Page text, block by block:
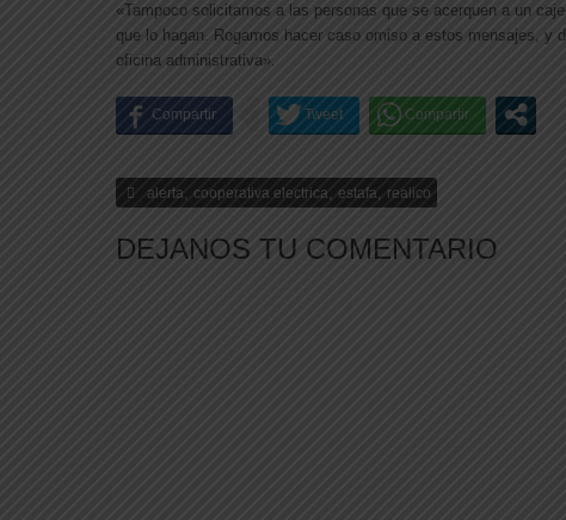
«Tampoco solicitamos a las personas que se acerquen a un
que lo hagan. Rogamos hacer caso omiso a estos mensajes, y
oficina administrativa».
alerta, cooperativa electrica, estafa, realico
DEJANOS TU COMENTARIO